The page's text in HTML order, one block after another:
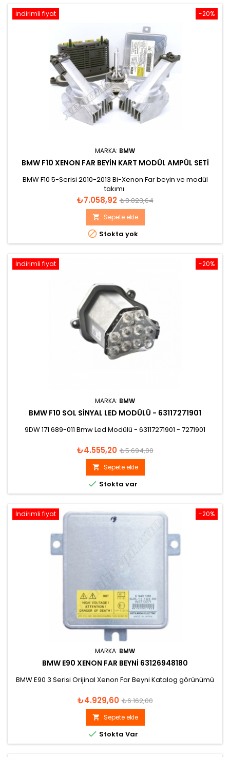
-20%
İndirimli fiyat
MARKA: BMW
BMW F10 XENON FAR BEYIN KART MODÜL AMPÜL SETI
BMW F10 5-Serisi 2010-2013 Bi-Xenon Far beyin ve modül
takımı.
Fiyat
₺7.058,92 Normal
fiyat
₺8.823,64
 Sepete ekle
 Stokta yok
-20%
İndirimli fiyat
MARKA: BMW
BMW F10 SOL SINYAL LED MODÜLÜ - 63117271901
9DW 171 689-011 Bmw Led Modülü - 63117271901 - 7271901
Fiyat
₺4.555,20 Normal
fiyat
₺5.694,00
 Sepete ekle
 Stokta var
-20%
İndirimli fiyat
MARKA: BMW
BMW E90 XENON FAR BEYNI 63126948180
BMW E90 3 Serisi Orijinal Xenon Far Beyni Katalog görünümü
Fiyat
₺4.929,60 Normal
fiyat
₺6.162,00
 Sepete ekle
 Stokta Var